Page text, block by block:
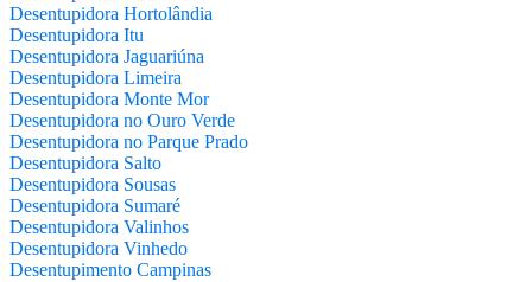
Desentupidora Hortolândia
Desentupidora Itu
Desentupidora Jaguariúna
Desentupidora Limeira
Desentupidora Monte Mor
Desentupidora no Ouro Verde
Desentupidora no Parque Prado
Desentupidora Salto
Desentupidora Sousas
Desentupidora Sumaré
Desentupidora Valinhos
Desentupidora Vinhedo
Desentupimento Campinas